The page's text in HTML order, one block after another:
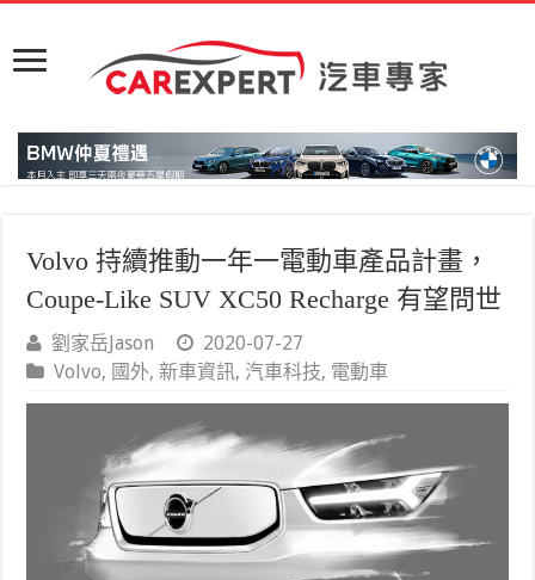
Volvo 持續推動一年一電動車產品計畫，
Coupe-Like SUV XC50 Recharge 有望問世
劉家岳Jason
2020-07-27
Volvo, 國外,新車資訊, 汽車科技, 電動車